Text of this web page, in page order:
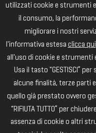
utilizzati cookie e strumenti
il consumo, la
migliorare i nostri
l'informativa estesa clicca qui
all'uso di cookie e
Usa il tasto "GESTISCI”
alcune finalità, terze parti
quello già prestato ovvero
“RIFIUTA TUTTO” per
assenza di cookie o altri